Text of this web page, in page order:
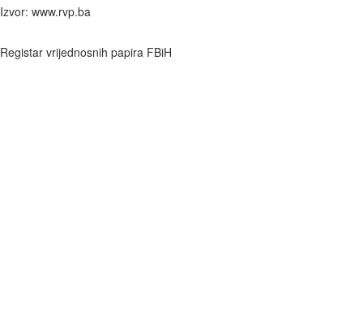
Izvor: www.rvp.ba
Registar vrijednosnih papira FBiH